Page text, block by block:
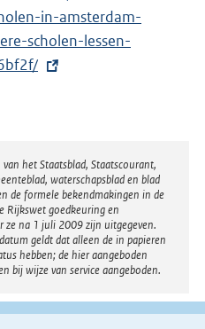
i
n
:
in-amsterdam-
scholen-lessen-
het Staatsblad, Staatscourant,
waterschapsblad en blad
de formele bekendmakingen in de
Rijkswet goedkeuring en
ze na 1 juli 2009 zijn uitgegeven.
geldt dat alleen de in papieren
hebben; de hier aangeboden
bij wijze van service aangeboden.